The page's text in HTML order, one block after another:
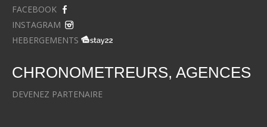
FACEBOOK
INSTAGRAM
HEBERGEMENTS
CHRONOMETREURS, AGENCES
DEVENEZ PARTENAIRE